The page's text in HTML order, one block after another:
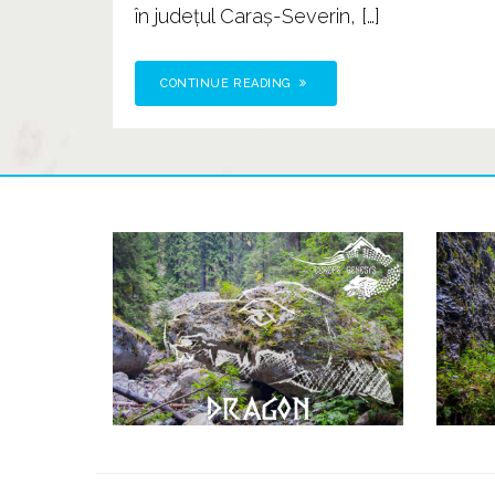
în judeţul Caraş-Severin, […]
CONTINUE READING